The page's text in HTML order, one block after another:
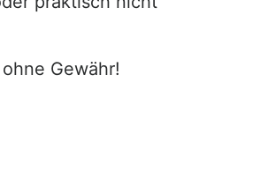
Gewähr!